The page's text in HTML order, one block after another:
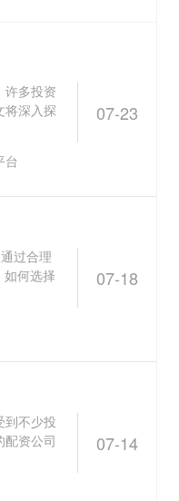
07-23
许多投资
将深入探
台
07-18
过合理
何选择
07-14
到不少投
资公司